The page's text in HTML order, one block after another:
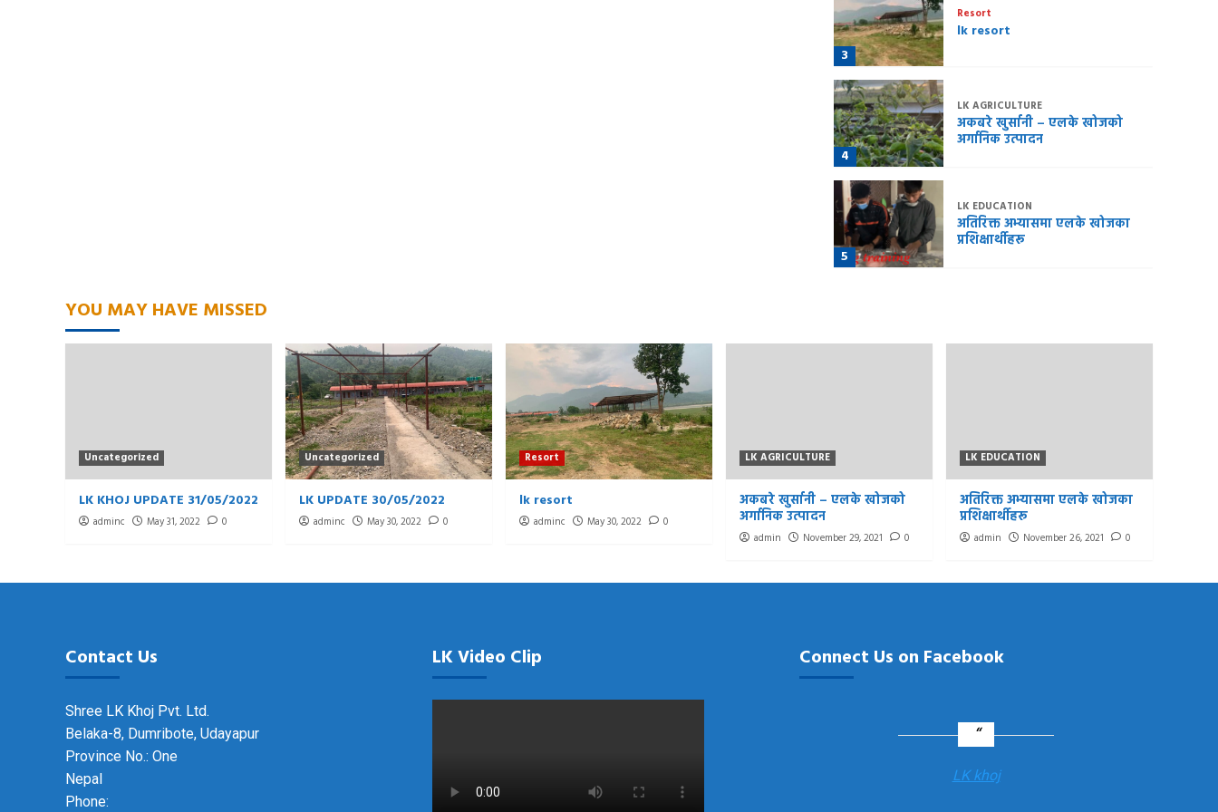
3
Resort
lk resort
4
LK AGRICULTURE
अकबरे खुर्सानी – एलके खोजको
अर्गानिक उत्पादन
5
LK EDUCATION
अतिरिक्त अभ्यासमा एलके खोजका
प्रशिक्षार्थीहरू
YOU MAY HAVE MISSED
Uncategorized
LK KHOJ UPDATE 31/05/2022
adminc May 31, 2022 0
Uncategorized
LK UPDATE 30/05/2022
adminc May 30, 2022 0
Resort
lk resort
adminc May 30, 2022 0
LK AGRICULTURE
अकबरे खुर्सानी – एलके खोजको
अर्गानिक उत्पादन
admin November 29, 2021 0
LK EDUCATION
अतिरिक्त अभ्यासमा एलके खोजका
प्रशिक्षार्थीहरू
admin November 26, 2021 0
Contact Us
Shree LK Khoj Pvt. Ltd.
Belaka-8, Dumribote, Udayapur
Province No.: One
Nepal
Phone:
LK Video Clip Connect Us on Facebook
LK khoj